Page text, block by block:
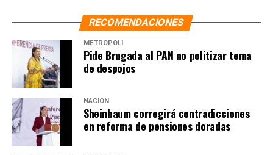
RECOMENDACIONES
METRÓPOLI
Pide Brugada al PAN no politizar tema
de despojos
NACIÓN
Sheinbaum corregirá contradicciones
en reforma de pensiones doradas